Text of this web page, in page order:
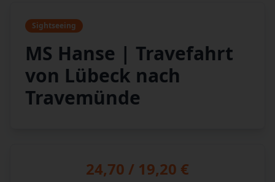
Sightseeing
MS Hanse | Travefahrt
von Lübeck nach
Travemünde
24,70 / 19,20 €